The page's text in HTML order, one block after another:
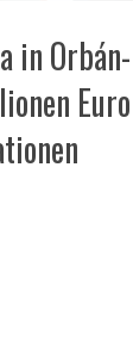
in Orbán-